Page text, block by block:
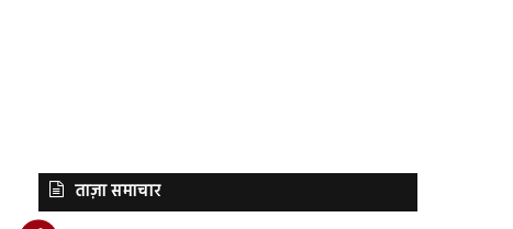
ताज़ा समाचार